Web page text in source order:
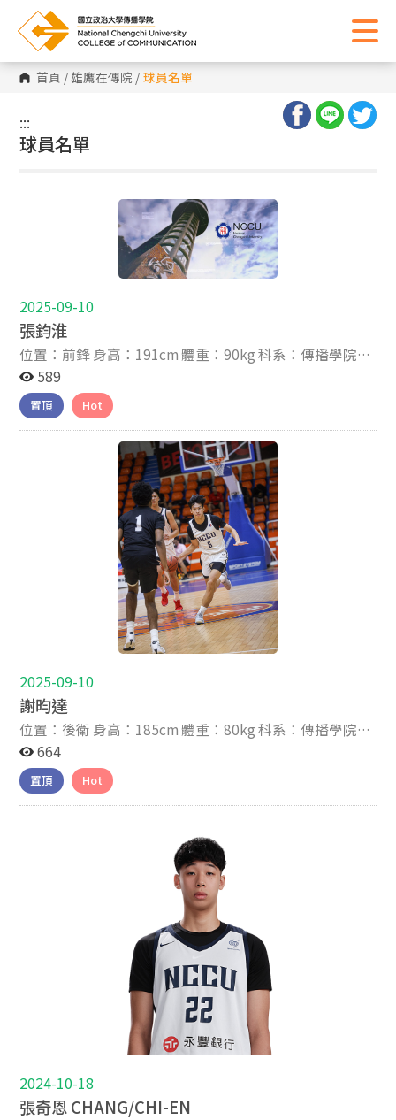
首頁 / 雄鷹在傳院 / 球員名單
:::
:::
球員名單
2025-09-10
張鈞淮
位置：前鋒 身高：191cm 體重：90kg 科系：傳播學院大
一大二不分系 年級：大一 高中：光復高中 生日：2007-
05-11 星座：金牛座
589
置頂 Hot
2025-09-10
謝昀達
位置：後衛 身高：185cm 體重：80kg 科系：傳播學院大
一大二不分系 年級：大一 高中：光復高中 生日：2006-
664
置頂 Hot
2024-10-18
張奇恩 CHANG/CHI-EN